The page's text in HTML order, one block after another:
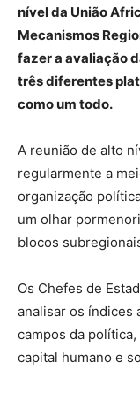
nível da União
Mecanismos
fazer a avaliação
três diferentes
como um todo.
A reunião de alto
regularmente a
organização
um olhar
blocos
Os Chefes de
analisar os índices
campos da
capital humano e